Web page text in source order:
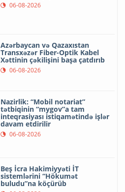
06-08-2026
Azərbaycan və Qazaxıstan
Transxəzər Fiber-Optik Kabel
Xəttinin çəkilişini başa çatdırıb
06-08-2026
Nazirlik: “Mobil notariat”
tətbiqinin “mygov”a tam
inteqrasiyası istiqamətində işlər
davam etdirilir
06-08-2026
Beş İcra Hakimiyyəti İT
sistemlərini “Hökumət
buludu”na köçürüb